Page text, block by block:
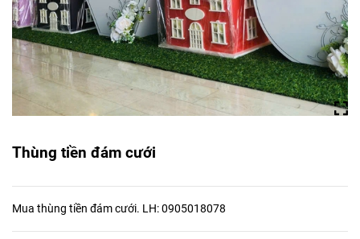
Thùng tiền đám cưới
Mua thùng tiền đám cưới. LH: 0905018078